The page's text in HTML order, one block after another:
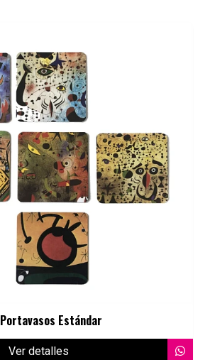
Portavasos Estándar
Ver detalles